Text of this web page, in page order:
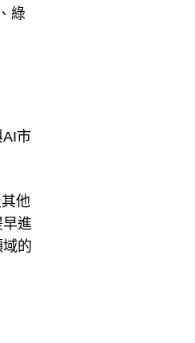
綠
AI市
他
早進
的